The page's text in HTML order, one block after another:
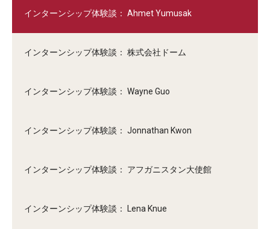
インターンシップ体験談： Ahmet Yumusak
インターンシップ体験談： 株式会社ドーム
インターンシップ体験談： Wayne Guo
インターンシップ体験談： Jonnathan Kwon
インターンシップ体験談： アフガニスタン大使館
インターンシップ体験談： Lena Knue